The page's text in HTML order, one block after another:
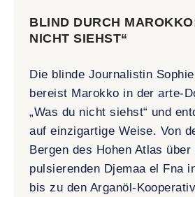
BLIND DURCH
NICHT SIEHST“
Die blinde Journalistin
bereist Marokko in der arte-
„Was du nicht siehst“ und
auf einzigartige Weise. Von
Bergen des Hohen Atlas über
pulsierenden Djemaa el Fna
bis zu den Arganöl-